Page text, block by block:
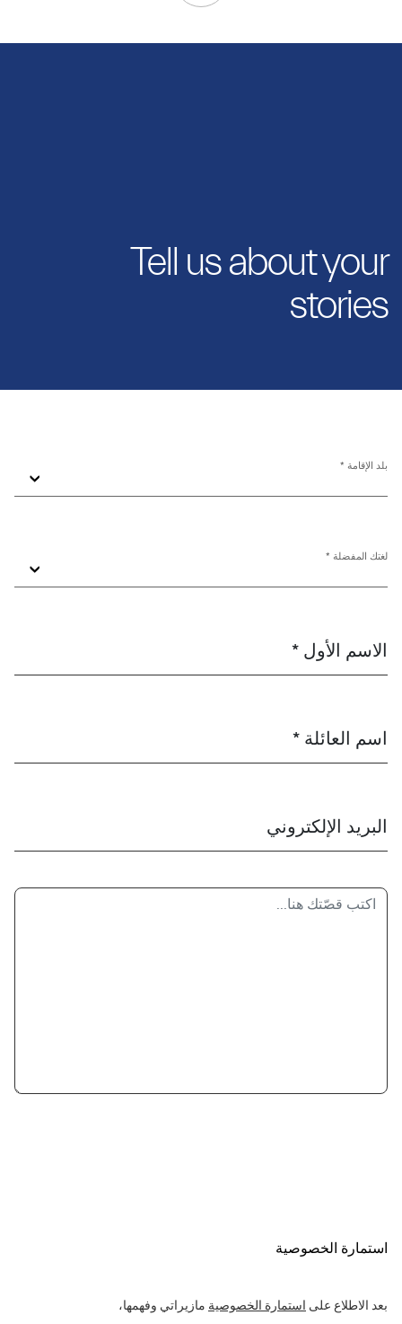
Tell us about your
stories
بلد الإقامة *
لغتك المفضلة *
الاسم الأول *
اسم العائلة *
البريد الإلكتروني
استمارة الخصوصية
بعد الاطلاع على استمارة الخصوصية مازيراتي وفهمها،